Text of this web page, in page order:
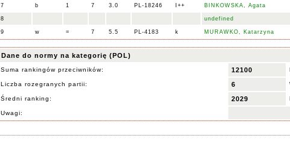
7 b 1 7 3.0 PL-18246 I++ BINKOWSKA, Agata
8 undefined
9 w = 7 5.5 PL-4183 k MURAWKO, Katarzyna
Dane do normy na kategorię (POL)
Suma rankingów przeciwników: 12100
Liczba rozegranych partii: 6
Średni ranking: 2029
Uwagi: